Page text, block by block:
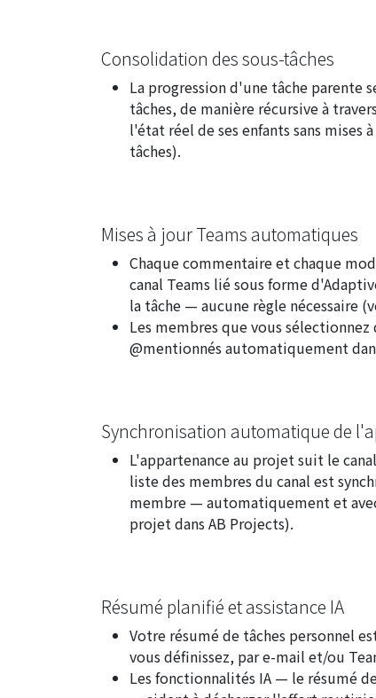
Consolidation des sous-tâches
La progression d'une tâche parente
tâches, de manière récursive à
l'état réel de ses enfants sans mises
tâches).
Mises à jour Teams automatiques
Chaque commentaire et chaque
canal Teams lié sous forme
la tâche — aucune règle nécessaire
Les membres que vous
@mentionnés automatiquement
Synchronisation automatique de
L'appartenance au projet suit le
liste des membres du canal est
membre — automatiquement et
projet dans AB Projects).
Résumé planifié et assistance IA
Votre résumé de tâches personnel
vous définissez, par e-mail et/ou
Les fonctionnalités IA — le résumé